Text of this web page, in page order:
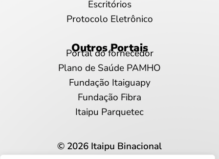
Escritórios
Protocolo Eletrônico
Outros Portais
Portal do fornecedor
Plano de Saúde PAMHO
Fundação Itaiguapy
Fundação Fibra
Itaipu Parquetec
© 2026 Itaipu Binacional